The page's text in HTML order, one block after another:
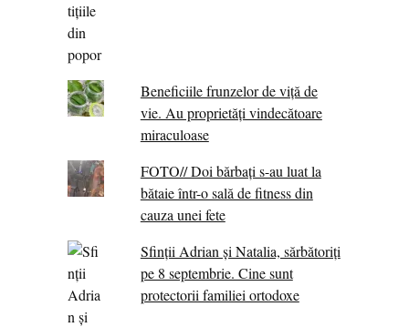
Beneficiile frunzelor de viță de
vie. Au proprietăţi vindecătoare
miraculoase
FOTO// Doi bărbați s-au luat la
bătaie într-o sală de fitness din
cauza unei fete
Sfinții Adrian și Natalia, sărbătoriți
pe 8 septembrie. Cine sunt
protectorii familiei ortodoxe